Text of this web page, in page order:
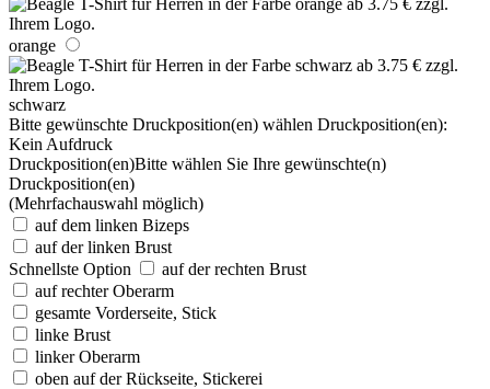
orange
schwarz
Bitte gewünschte Druckposition(en) wählen Druckposition(en):
Kein Aufdruck
Druckposition(en)Bitte wählen Sie Ihre gewünschte(n)
Druckposition(en)
(Mehrfachauswahl möglich)
auf dem linken Bizeps
auf der linken Brust
Schnellste Option
auf der rechten Brust
auf rechter Oberarm
gesamte Vorderseite, Stick
linke Brust
linker Oberarm
oben auf der Rückseite, Stickerei